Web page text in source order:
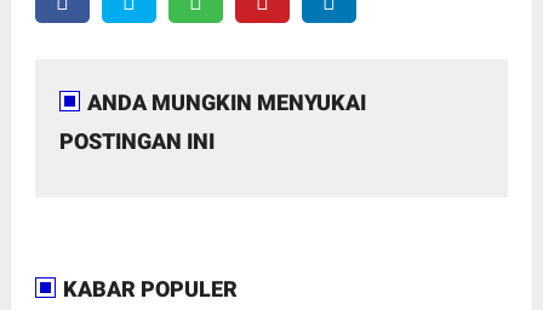
ANDA MUNGKIN MENYUKAI
POSTINGAN INI
KABAR POPULER